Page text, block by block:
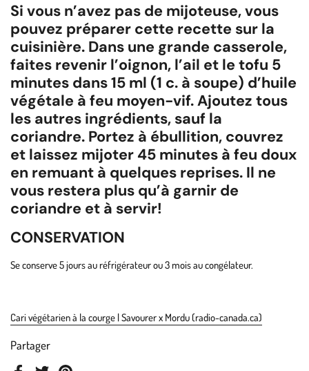
Partager
Si vous n’avez pas de mijoteuse, vous
pouvez préparer cette recette sur la
cuisinière. Dans une grande casserole,
faites revenir l’oignon, l’ail et le tofu 5
minutes dans 15 ml (1 c. à soupe) d’huile
végétale à feu moyen-vif. Ajoutez tous
les autres ingrédients, sauf la
coriandre. Portez à ébullition, couvrez
et laissez mijoter 45 minutes à feu doux
en remuant à quelques reprises. Il ne
vous restera plus qu’à garnir de
coriandre et à servir!
CONSERVATION
Se conserve 5 jours au réfrigérateur ou 3 mois au congélateur.
Cari végétarien à la courge | Savourer x Mordu (radio-canada.ca)